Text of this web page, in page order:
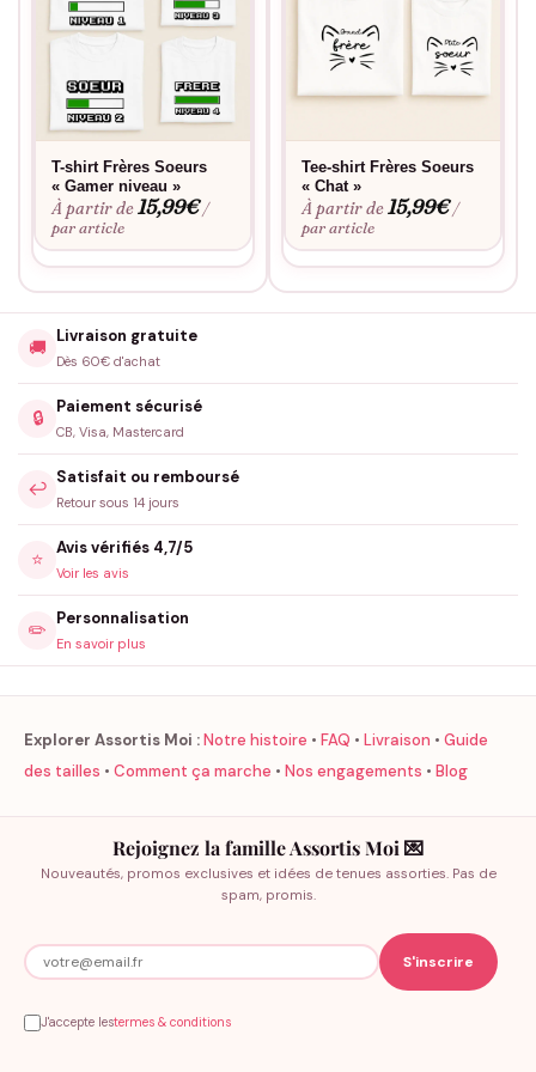
T-shirt Frères Soeurs
« Gamer niveau »
À partir de15,99€ /
par article
Tee-shirt Frères Soeurs
« Chat »
À partir de15,99€ /
par article
🚚
Livraison gratuite
Dès 60€ d'achat
🔒
Paiement sécurisé
CB, Visa, Mastercard
↩️
Satisfait ou remboursé
Retour sous 14 jours
⭐
Avis vérifiés 4,7/5
Voir les avis
✏️
Personnalisation
En savoir plus
Explorer Assortis Moi :Notre histoire • FAQ • Livraison • Guide
des tailles • Comment ça marche • Nos engagements • Blog
Rejoignez la famille Assortis Moi 💌
Nouveautés, promos exclusives et idées de tenues assorties. Pas de
spam, promis.
J'accepte lestermes & conditions